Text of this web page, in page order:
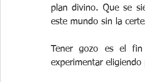
plan divino. Que se
este mundo sin la
Tener gozo es el
experimentar eligiendo